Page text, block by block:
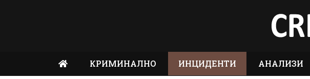
КРИМИНАЛНО ИНЦИДЕНТИ АНАЛИЗИ